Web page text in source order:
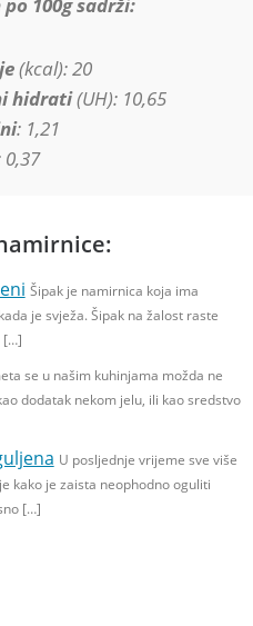
(kcal): 20
hidrati(UH): 10,65
: 1,21
0,37
Šipak je namirnica koja ima
je svježa. Šipak na žalost raste
[…]
se u našim kuhinjama možda ne
dodatak nekom jelu, ili kao sredstvo
U posljednje vrijeme sve više
kako je zaista neophodno oguliti
[…]